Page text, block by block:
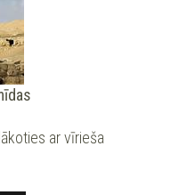
ar vīrieša